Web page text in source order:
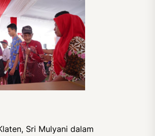
Sri Mulyani dalam